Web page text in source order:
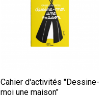
Cahier d'activités "Dessine-
moi une maison"